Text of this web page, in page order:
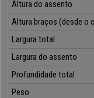
aspectos: ergonomia,
cadeirasPro
•Formato ergonómico
• Acholchoado de alta
Altura do assento
Altura braços (desde o
Largura total
Largura do assento
Profundidade total
Peso